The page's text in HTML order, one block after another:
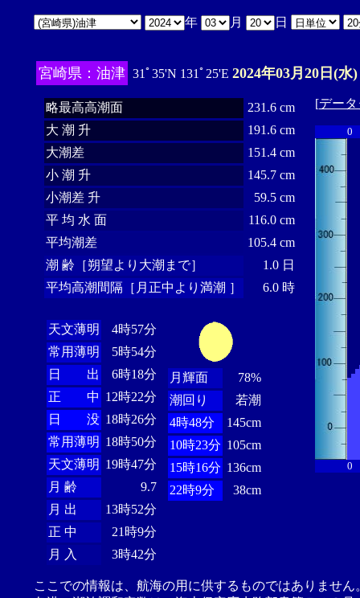
年 月 日
宮崎県：油津 31ﾟ35'N 131ﾟ25'E 2024年03月20日(水)
略最高高潮面
231.6 cm
大 潮 升
191.6 cm
大潮差
151.4 cm
小 潮 升
145.7 cm
小潮差 升
59.5 cm
平 均 水 面
116.0 cm
平均潮差
105.4 cm
潮 齢［朔望より大潮まで］
1.0 日
平均高潮間隔［月正中より満潮 ］
6.0 時
天文薄明
4時57分
常用薄明
5時54分
日 出
6時18分
正 中 12時22分
日 没 18時26分
常用薄明 18時50分
天文薄明 19時47分
月 齢
9.7
月 出
13時52分
正 中
21時9分
月 入
3時42分
月輝面
78%
潮回り
若潮
4時48分
145cm
10時23分 105cm
15時16分 136cm
22時9分
38cm
[デー
0
0
ここでの情報は、航海の用に供するものではありませ